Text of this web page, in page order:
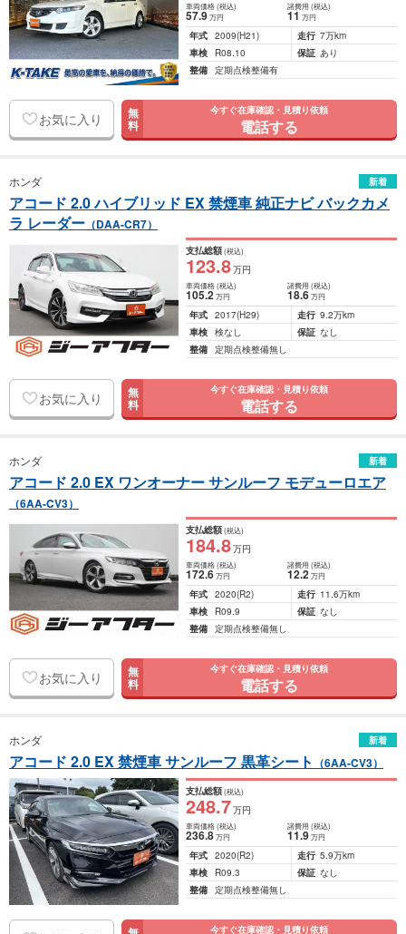
車両価格(税込)
57.9万円
諸費用 (税込)
11 万円
年式 2009(H21) 走行 7万km
車検
R08.10 保証 あり
整備 定期点検整備有
お気に入り 無
料
今すぐ在庫確認・見積り依頼
電話する
ホンダ 新着
アコード 2.0 ハイブリッド EX 禁煙車 純正ナビ バックカメ
ラ レーダー （DAA-CR7）
支払総額(税込)
123.8万円
車両価格(税込)
105.2万円
諸費用 (税込)
18.6 万円
年式 2017(H29) 走行 9.2万km
車検 検なし 保証 なし
整備 定期点検整備無し
お気に入り 無
料
今すぐ在庫確認・見積り依頼
電話する
ホンダ 新着
アコード 2.0 EX ワンオーナー サンルーフ モデューロエア
（6AA-CV3）
支払総額(税込)
184.8万円
車両価格(税込)
172.6万円
諸費用 (税込)
12.2 万円
年式 2020(R2) 走行 11.6万km
車検
R09.9 保証 なし
整備 定期点検整備無し
お気に入り 無
料
今すぐ在庫確認・見積り依頼
電話する
ホンダ 新着
アコード 2.0 EX 禁煙車 サンルーフ 黒革シート （6AA-CV3）
支払総額(税込)
248.7万円
車両価格(税込)
236.8万円
諸費用 (税込)
11.9 万円
年式 2020(R2) 走行 5.9万km
車検
R09.3 保証 なし
整備 定期点検整備無し
今すぐ在庫確認・見積り依頼